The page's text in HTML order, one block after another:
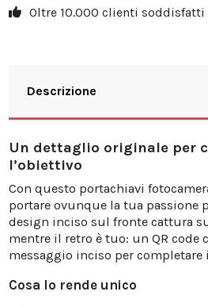
30 30%
Oltre 10.000 clienti soddisfatti
Descrizione
Un dettaglio originale per
l’obiettivo
Con questo portachiavi
portare ovunque la tua passione
design inciso sul fronte cattura
mentre il retro è tuo: un QR code
messaggio inciso per
Cosa lo rende unico